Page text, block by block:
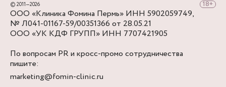
© 2011—2026
ООО «Клиника Фомина Пермь» ИНН 5902059749,
№ Л041-01167-59/00351366 от 28.05.21
ООО «УК КДФ ГРУПП» ИНН 7707421905
По вопросам PR и кросс-промо сотрудничества
пишите:
marketing@fomin-clinic.ru